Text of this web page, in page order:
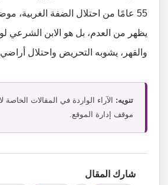
55 عامًا من احتلال الضفة الغربية،
يظهر من العدم، بل هو الابن الشرعي
والقهر، يشوبه التحريض واحتلال أراضي
تنويه: الآراء الواردة في المقالات الخاصة
موقف إدارة الموقع.
شارك المقال